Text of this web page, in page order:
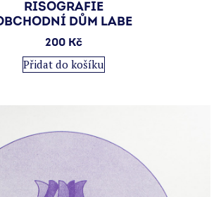
RISOGRAFIE
DŮM LABE
200 Kč
Přidat do košíku